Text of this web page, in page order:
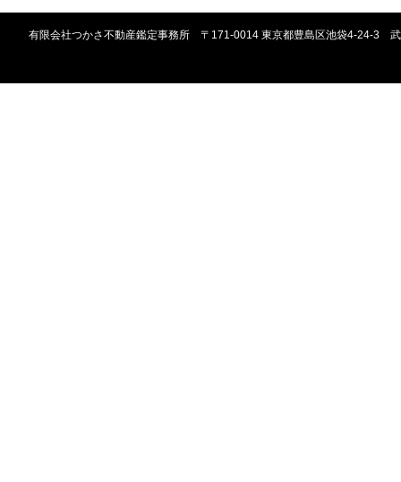
有限会社つかさ不動産鑑定事務所 〒171-0014 東京都豊島区池袋4-24-3